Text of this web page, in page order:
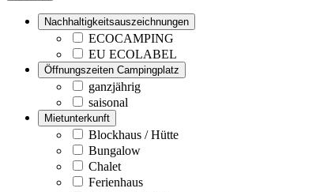
Nachhaltigkeitsauszeichnungen
ECOCAMPING
EU ECOLABEL
Öffnungszeiten Campingplatz
ganzjährig
saisonal
Mietunterkunft
Blockhaus / Hütte
Bungalow
Chalet
Ferienhaus